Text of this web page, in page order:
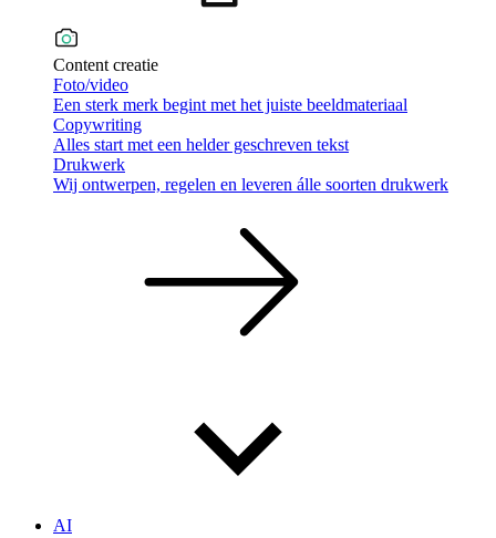
Content creatie
Foto/video
Een sterk merk begint met het juiste beeldmateriaal
Copywriting
Alles start met een helder geschreven tekst
Drukwerk
Wij ontwerpen, regelen en leveren álle soorten drukwerk
AI